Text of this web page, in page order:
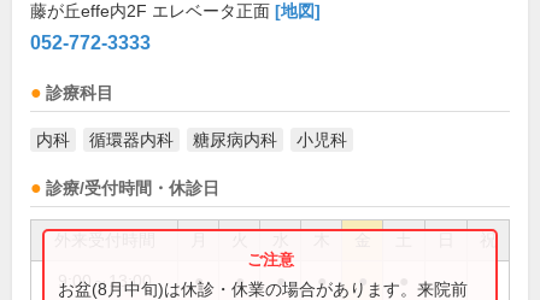
藤が丘effe内2F エレベータ正面 [地図]
052-772-3333
診療科目
内科 循環器内科 糖尿病内科 小児科
診療/受付時間・休診日
祝
9:00～13:00 ● ● ● ● ●
お盆(8月中旬)は休診・休業の場合があります。来院前